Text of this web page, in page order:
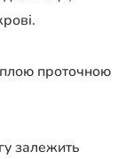
проточною
залежить